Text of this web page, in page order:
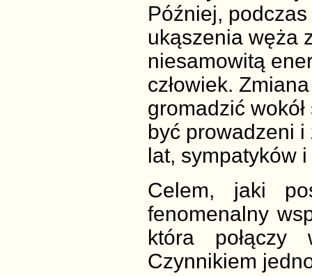
Później,
ukąszenia węża
niesamowitą
człowiek.
gromadzić
być prowadzeni i
lat, sympatyków
Celem, jaki
fenomenalny
która połączy
Czynnikiem